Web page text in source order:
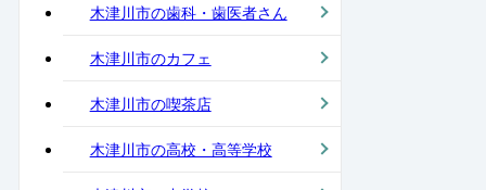
木津川市の歯科・歯医者さん
木津川市のカフェ
木津川市の喫茶店
木津川市の高校・高等学校